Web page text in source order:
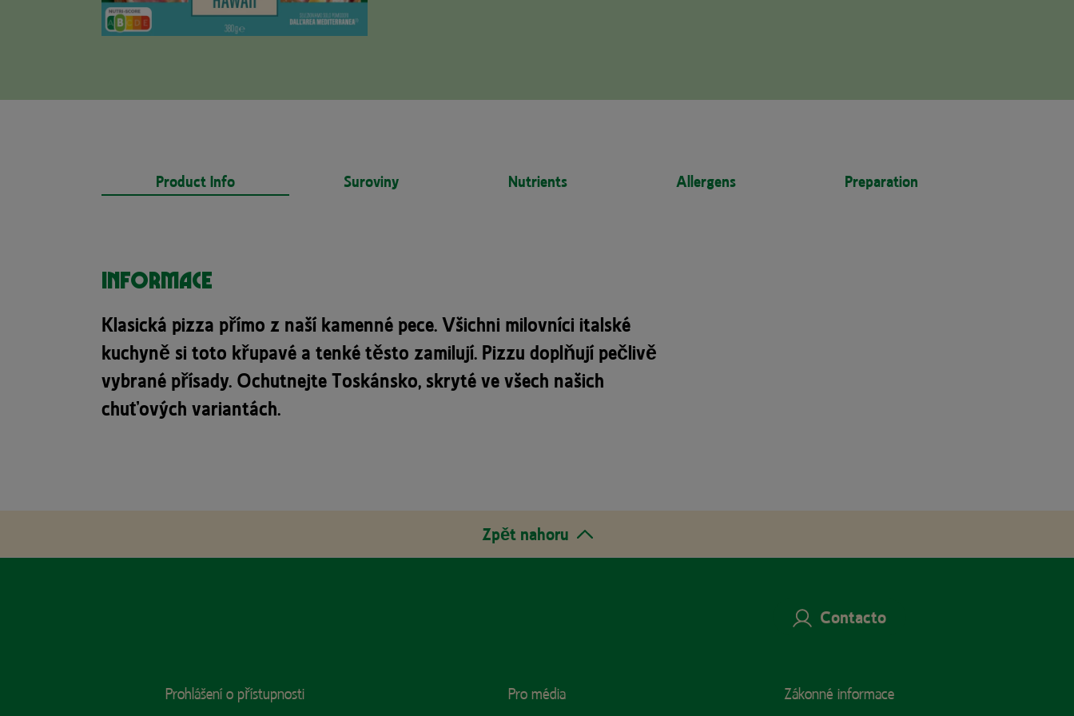
Product Info Suroviny Nutrients Allergens Preparation
Informace
Klasická pizza přímo z naší kamenné pece. Všichni milovníci italské
kuchyně si toto křupavé a tenké těsto zamilují. Pizzu doplňují pečlivě
vybrané přísady. Ochutnejte Toskánsko, skryté ve všech našich
chuťových variantách.
Zpět nahoru
Contacto
Footer
Prohlášení o přístupnosti Pro média Zákonné informace